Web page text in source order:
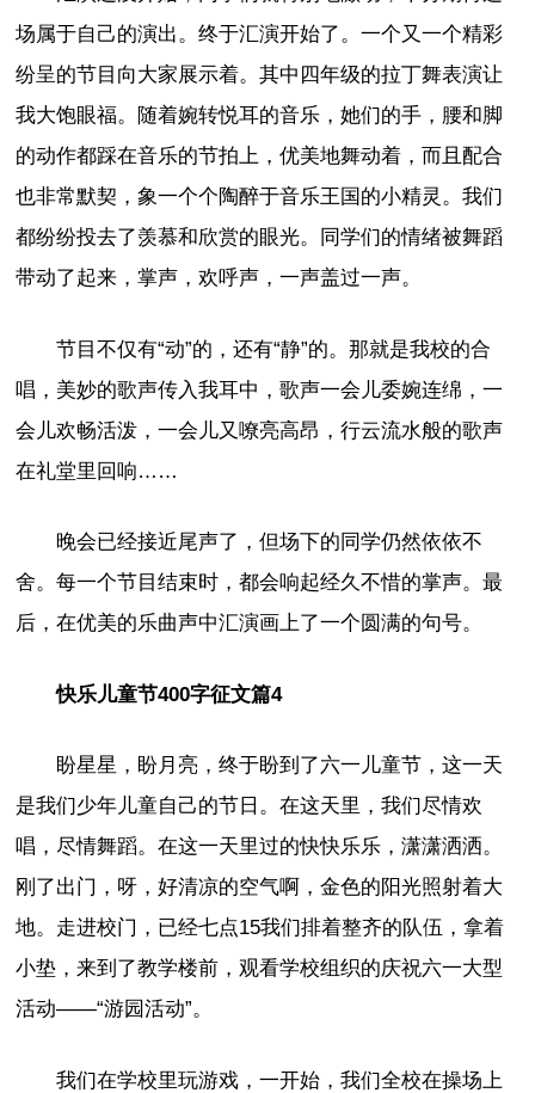
场属于自己的演出。终于汇演开始了。一个又一个精彩
纷呈的节目向大家展示着。其中四年级的拉丁舞表演让
我大饱眼福。随着婉转悦耳的音乐，她们的手，腰和脚
的动作都踩在音乐的节拍上，优美地舞动着，而且配合
也非常默契，象一个个陶醉于音乐王国的小精灵。我们
都纷纷投去了羡慕和欣赏的眼光。同学们的情绪被舞蹈
带动了起来，掌声，欢呼声，一声盖过一声。
节目不仅有“动”的，还有“静”的。那就是我校的合
唱，美妙的歌声传入我耳中，歌声一会儿委婉连绵，一
会儿欢畅活泼，一会儿又嘹亮高昂，行云流水般的歌声
在礼堂里回响……
晚会已经接近尾声了，但场下的同学仍然依依不
舍。每一个节目结束时，都会响起经久不惜的掌声。最
后，在优美的乐曲声中汇演画上了一个圆满的句号。
快乐儿童节400字征文篇4
盼星星，盼月亮，终于盼到了六一儿童节，这一天
是我们少年儿童自己的节日。在这天里，我们尽情欢
唱，尽情舞蹈。在这一天里过的快快乐乐，潇潇洒洒。
刚了出门，呀，好清凉的空气啊，金色的阳光照射着大
地。走进校门，已经七点15我们排着整齐的队伍，拿着
小垫，来到了教学楼前，观看学校组织的庆祝六一大型
活动——“游园活动”。
我们在学校里玩游戏，一开始，我们全校在操场上